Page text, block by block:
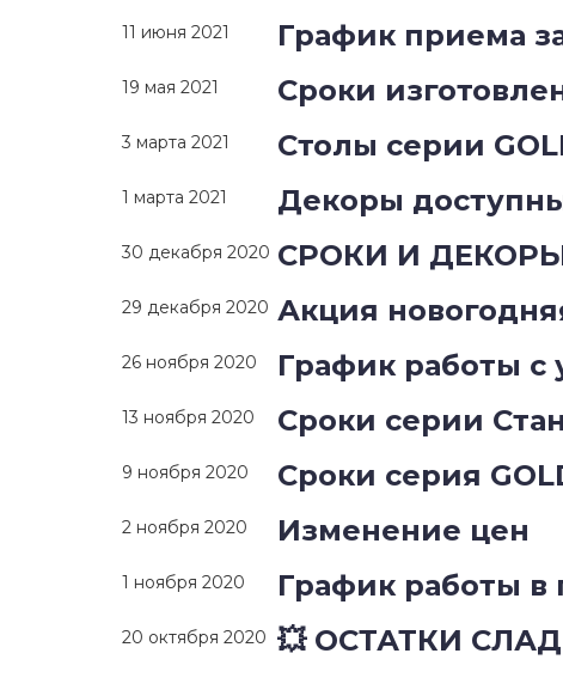
11 июня 2021 График приема
19 мая 2021 Сроки
3 марта 2021 Столы серии
1 марта 2021 Декоры
30 декабря 2020 СРОКИ И
29 декабря 2020 Акция
26 ноября 2020 График работы с
13 ноября 2020 Сроки серии
9 ноября 2020 Сроки серия
2 ноября 2020 Изменение цен
1 ноября 2020 График работы
20 октября 2020 💥 ОСТАТКИ